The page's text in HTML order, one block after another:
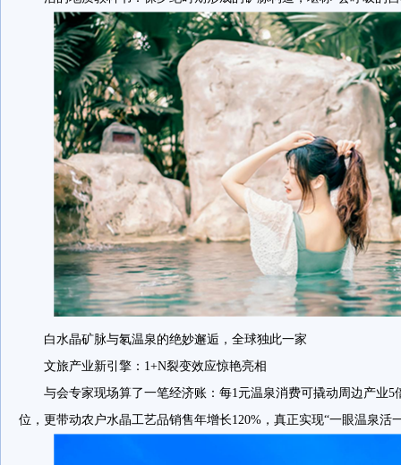
白水晶矿脉与氡温泉的绝妙邂逅，全球独此一家
文旅产业新引擎：1+N裂变效应惊艳亮相
与会专家现场算了一笔经济账：每1元温泉消费可撬动周边产业5
位，更带动农户水晶工艺品销售年增长120%，真正实现“一眼温泉活